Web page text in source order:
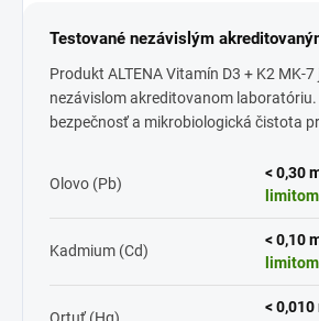
Testované nezávislým
Produkt ALTENA Vitamín D3 + K2 MK-
nezávislom akreditovanom laboratóriu.
bezpečnosť a mikrobiologická čistota
Olovo (Pb)
< 0,30
limitom
Kadmium (Cd)
< 0,10
limitom
<